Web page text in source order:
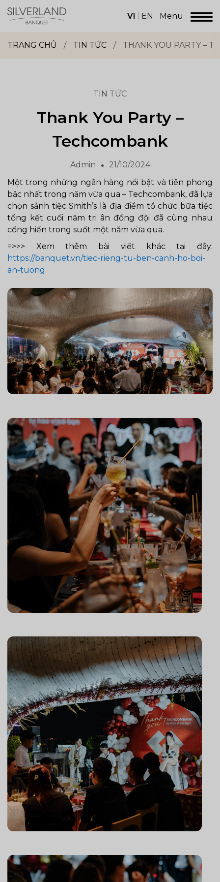
content
vụ
VI EN Menu
TRANG CHỦ / TIN TỨC / THANK YOU PARTY –
TIN TỨC
Thank You Party –
Techcombank
Admin
21/10/2024
Một trong những ngân hàng nổi bật và tiên phong
bậc nhất trong năm vừa qua – Techcombank, đã lựa
chọn sảnh tiệc Smith’s là địa điểm tổ chức bữa tiệc
tổng kết cuối năm tri ân đồng đội đã cùng nhau
cống hiến trong suốt một năm vừa qua.
=>>> Xem thêm bài viết khác tại đây:
https://banquet.vn/tiec-rieng-tu-ben-canh-ho-boi-
an-tuong